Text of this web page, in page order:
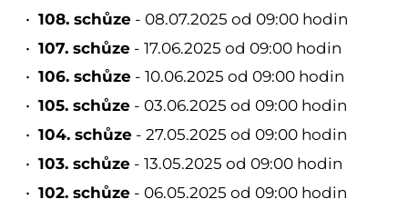
108. schůze- 08.07.2025 od 09:00 hodin
107. schůze- 17.06.2025 od 09:00 hodin
106. schůze- 10.06.2025 od 09:00 hodin
105. schůze- 03.06.2025 od 09:00 hodin
104. schůze- 27.05.2025 od 09:00 hodin
103. schůze- 13.05.2025 od 09:00 hodin
102. schůze- 06.05.2025 od 09:00 hodin